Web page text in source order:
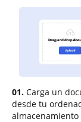
01. Carga un
desde tu